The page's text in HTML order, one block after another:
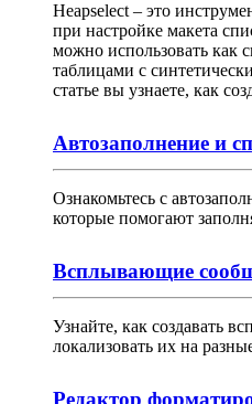
Heapselect – это
при настройке макета
можно использовать как
таблицами с
статье вы узнаете, как
Автозаполнение и
Ознакомьтесь с
которые помогают
Всплывающие
Узнайте, как создавать
локализовать их на
Редактор